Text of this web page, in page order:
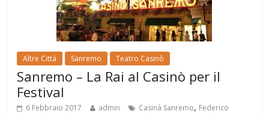
Altre Città Sanremo Teatro Casinò
Sanremo – La Rai al Casinò per il
Festival
6 Febbraio 2017 admin Casinà Sanremo, Federico